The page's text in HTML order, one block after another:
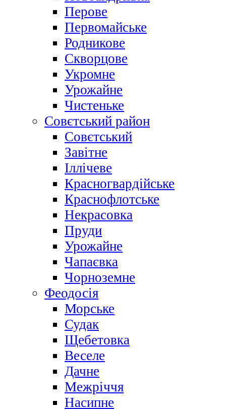
Перове
Первомайське
Родникове
Скворцове
Укромне
Урожайне
Чистеньке
Совєтський район
Совєтський
Завітне
Іллічеве
Красногвардійське
Краснофлотське
Некрасовка
Пруди
Урожайне
Чапаєвка
Чорноземне
Феодосія
Морське
Судак
Щебетовка
Веселе
Дачне
Межріччя
Насипне